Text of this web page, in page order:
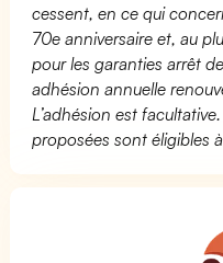
cessent, en ce qui
70e anniversaire et, au
pour les garanties arrêt
adhésion annuelle
L’adhésion est
proposées sont éligibles